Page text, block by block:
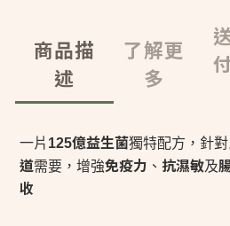
商品描
述
了解更
多
一片 125億益生菌獨特配方，針對
道需要，增強免疫力 、 抗濕敏及
收